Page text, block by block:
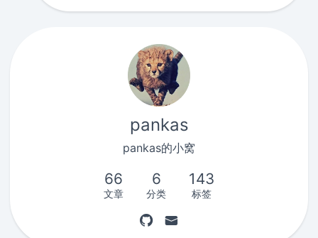
pankas
pankas的小窝
66
文章
6
分类
143
标签